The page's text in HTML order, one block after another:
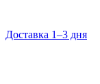
Доставка 1–3 дня